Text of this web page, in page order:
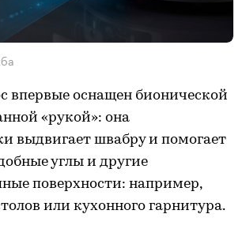
впервые оснащен бионической
«рукой»: она
выдвигает швабру и помогает
углы и другие
поверхности: например,
или кухонного гарнитура.